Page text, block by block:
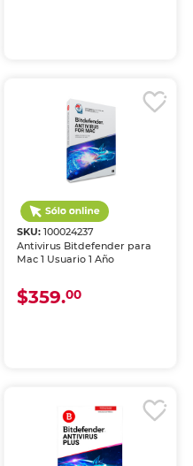
SKU: 100024237
Antivirus Bitdefender para
Mac 1 Usuario 1 Año
$359.00